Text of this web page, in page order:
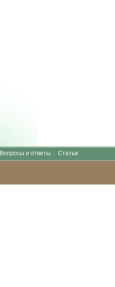
Вопросы и ответы Статьи